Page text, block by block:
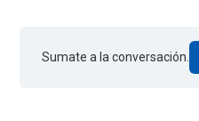
Sumate a la conversación.